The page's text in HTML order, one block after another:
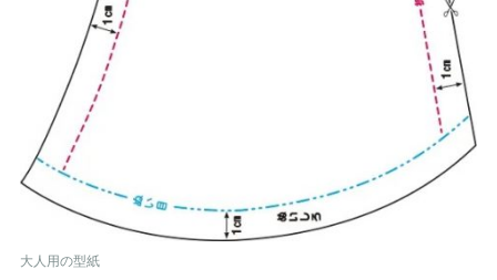
大人用の型紙